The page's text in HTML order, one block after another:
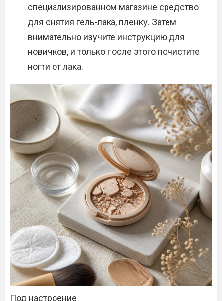
специализированном магазине средство
для снятия гель-лака, пленку. Затем
внимательно изучите инструкцию для
новичков, и только после этого почистите
ногти от лака.
Под настроение